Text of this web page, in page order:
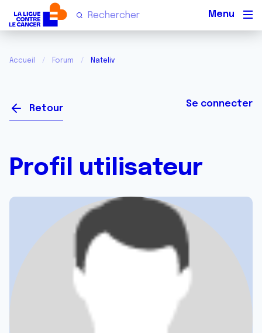
Accueil Forum Nateliv
Retour Se connecter
Profil utilisateur